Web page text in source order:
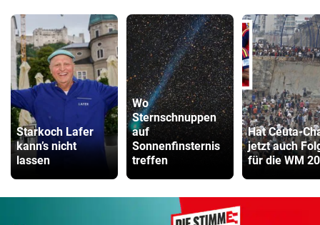
Starkoch Lafer
kann’s nicht
lassen
Wo
Sternschnuppen
auf
Sonnenfinsternis
treffen
Hat Ceuta-
jetzt auch
für die WM